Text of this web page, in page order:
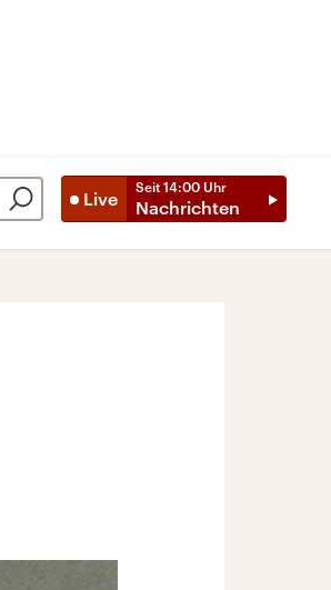
Live
Seit 14:00 Uhr
Nachrichten